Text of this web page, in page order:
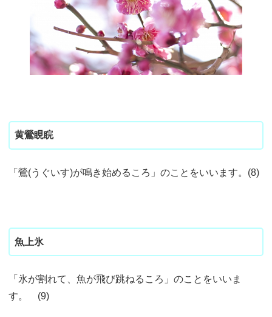
黄鶯睍睆
「鶯(うぐいす)が鳴き始めるころ」のことをいいます。(8)
魚上氷
「氷が割れて、魚が飛び跳ねるころ」のことをいいま
す。 (9)